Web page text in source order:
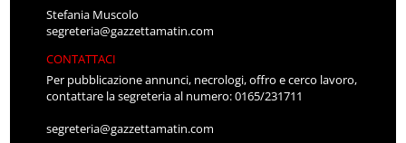
Stefania Muscolo
segreteria@gazzettamatin.com
CONTATTACI
Per pubblicazione annunci, necrologi, offro e cerco lavoro,
contattare la segreteria al numero: 0165/231711
segreteria@gazzettamatin.com